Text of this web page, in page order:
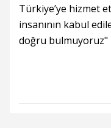
Türkiye’ye hizmet
insanının kabul
doğru bulmuyoruz"